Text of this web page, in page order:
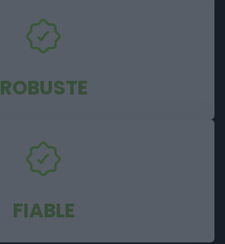
ROBUSTE
FIABLE